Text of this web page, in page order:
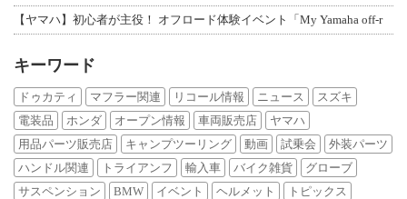
【ヤマハ】初心者が主役！ オフロード体験イベント「My Yamaha off-r
キーワード
ドゥカティ マフラー関連 リコール情報 ニュース
スズキ
電装品
ホンダ オープン情報 車両販売店
ヤマハ
用品パーツ販売店
キャンプツーリング 動画 試乗会
外装パーツ
ハンドル関連
トライアンフ 輸入車 バイク雑貨
グローブ
サスペンション
BMW イベント ヘルメット
トピックス